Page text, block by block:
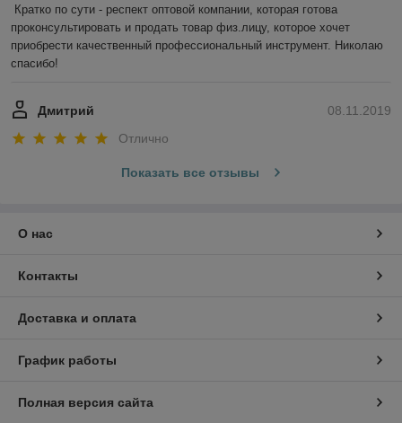
Кратко по сути - респект оптовой компании, которая готова
проконсультировать и продать товар физ.лицу, которое хочет
приобрести качественный профессиональный инструмент. Николаю
спасибо!
08.11.2019
Дмитрий
Отлично
Показать все отзывы
О нас
Контакты
Доставка и оплата
График работы
Полная версия сайта